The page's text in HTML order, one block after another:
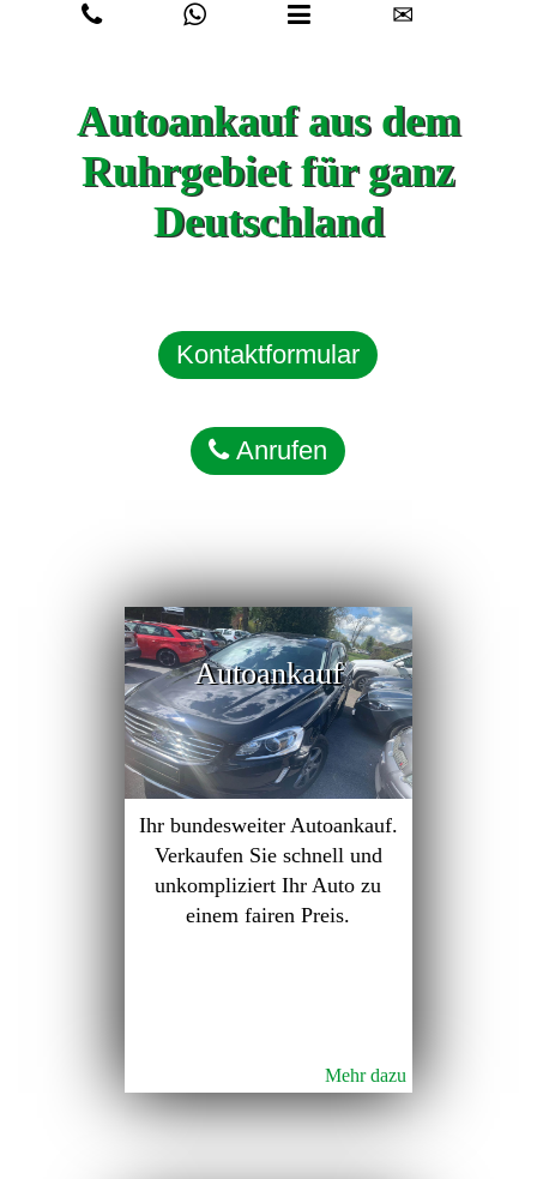
✉
Autoankauf aus dem
Ruhrgebiet für ganz
Deutschland
Kontaktformular
Anrufen
Autoankauf
Ihr bundesweiter Autoankauf.
Verkaufen Sie schnell und
unkompliziert Ihr Auto zu
einem fairen Preis.
Mehr dazu